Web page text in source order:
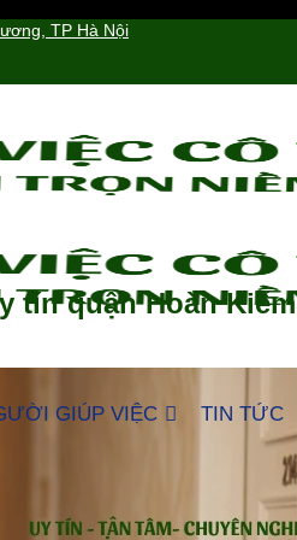
TP Hà Nội
GIÚP VIỆC TIN TỨC
tín quận Hoàn Kiếm